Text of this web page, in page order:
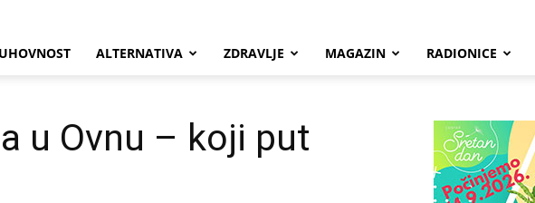
ALTERNATIVA ZDRAVLJE MAGAZIN RADIONICE
u Ovnu – koji put